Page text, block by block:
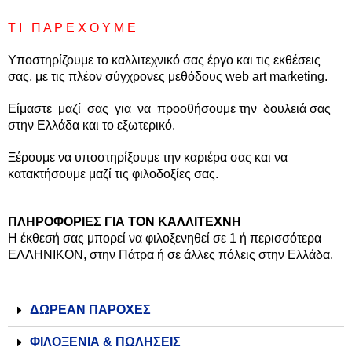
Τ Ι Π Α Ρ Ε Χ Ο Υ Μ Ε
Υποστηρίζουμε το καλλιτεχνικό σας έργο και τις εκθέσεις
σας, με τις πλέον σύγχρονες μεθόδους web art marketing.
Είμαστε μαζί σας για να προοθήσουμε την δουλειά σας
στην Ελλάδα και το εξωτερικό.
Ξέρουμε να υποστηρίξουμε την καριέρα σας και να
κατακτήσουμε μαζί τις φιλοδοξίες σας.
ΠΛΗΡΟΦΟΡΙΕΣ ΓΙΑ ΤΟΝ ΚΑΛΛΙΤΕΧΝΗ
Η έκθεσή σας μπορεί να φιλοξενηθεί σε 1 ή περισσότερα
ΕΛΛΗΝΙΚΟΝ, στην Πάτρα ή σε άλλες πόλεις στην Ελλάδα.
ΔΩΡΕΑΝ ΠΑΡΟΧΕΣ
ΦΙΛΟΞΕΝΙΑ & ΠΩΛΗΣΕΙΣ